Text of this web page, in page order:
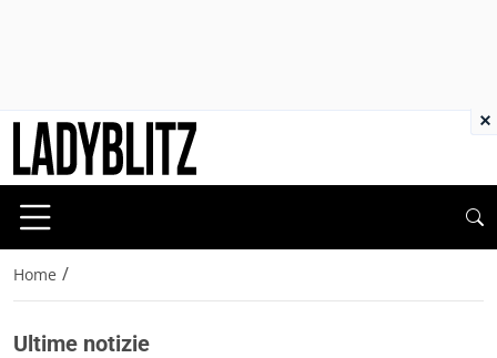
Home /
Ultime notizie
×